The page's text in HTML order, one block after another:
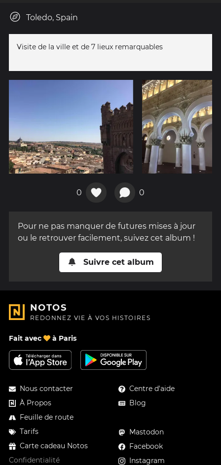
Toledo, Spain
Visite de la ville et de 7 lieux remarquables
0 0
Pour ne pas manquer de futures mises à jour
ou le retrouver facilement, suivez cet album !
Suivre cet album
NOTOS
REDONNEZ VIE À VOS HISTOIRES
Fait avec à Paris
Nous contacter
À Propos
Feuille de route
Tarifs
Carte cadeau Notos
Confidentialité
Centre d'aide
Blog
Mastodon
Facebook
Instagram